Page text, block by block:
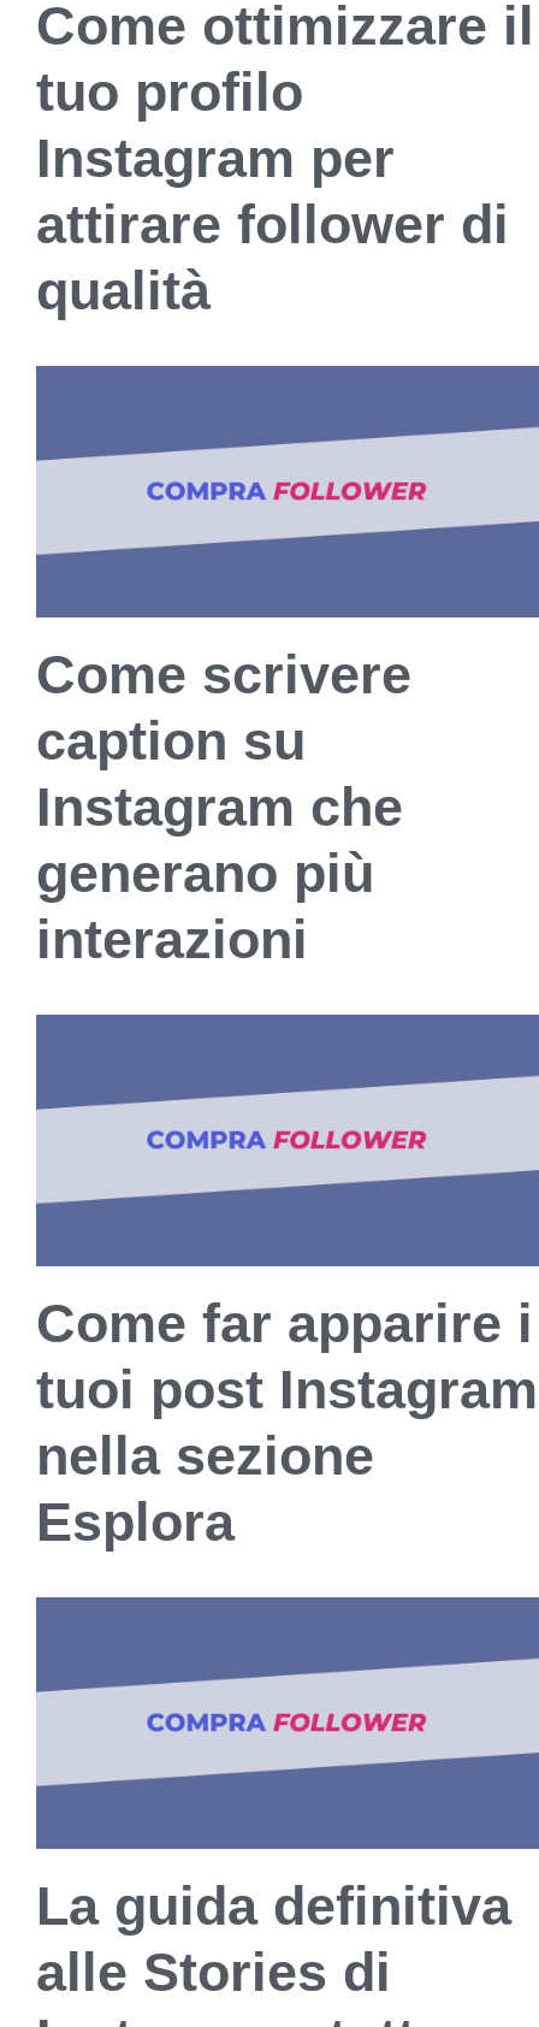
Come ottimizzare il
tuo profilo
Instagram per
attirare follower di
qualità
Come scrivere
caption su
Instagram che
generano più
interazioni
Come far apparire i
tuoi post Instagram
nella sezione
Esplora
La guida definitiva
alle Stories di